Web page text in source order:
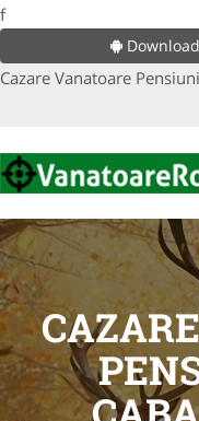
f
Cazare Vanatoare